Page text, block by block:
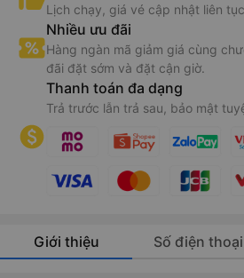
Lịch chạy, giá vé cập nhật liên
Nhiều ưu đãi
Hàng ngàn mã giảm giá cùng
đãi đặt sớm và đặt cận giờ.
Thanh toán đa dạng
Trả trước lẫn trả sau, bảo mật
Giới thiệu Số điện thoại